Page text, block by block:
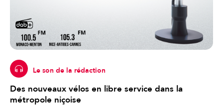
Le son de la rédaction
Des nouveaux vélos en libre service dans la
métropole niçoise